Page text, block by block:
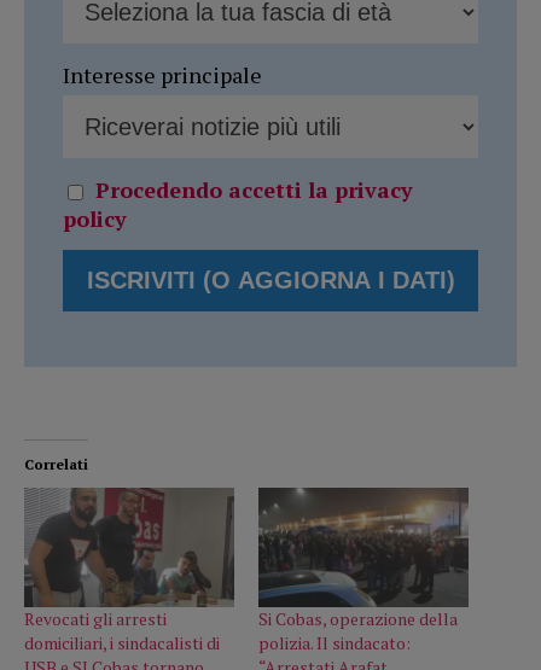
Interesse principale
Procedendo accetti la privacy
policy
Correlati
Revocati gli arresti
domiciliari, i sindacalisti di
Si Cobas, operazione della
polizia. Il sindacato: